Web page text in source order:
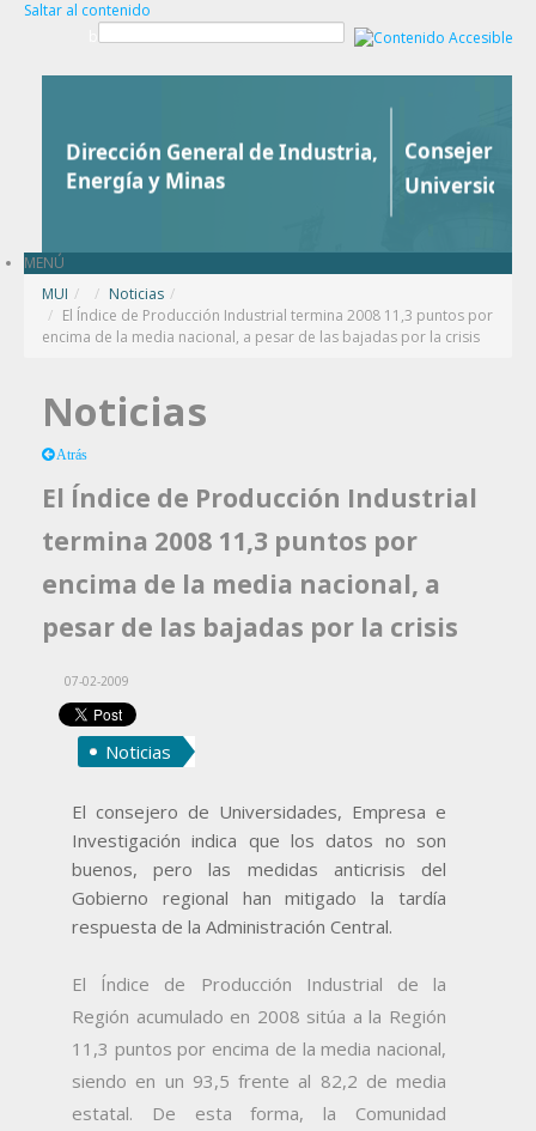
Saltar al contenido
MENÚ
MUI / Noticias /
El Índice de Producción Industrial termina 2008 11,3 puntos por
encima de la media nacional, a pesar de las bajadas por la crisis
Noticias
Atrás
El Índice de Producción Industrial
termina 2008 11,3 puntos por
encima de la media nacional, a
pesar de las bajadas por la crisis
07-02-2009
Noticias
El consejero de Universidades, Empresa e
Investigación indica que los datos no son
buenos, pero las medidas anticrisis del
Gobierno regional han mitigado la tardía
respuesta de la Administración Central.
El Índice de Producción Industrial de la
Región acumulado en 2008 sitúa a la Región
11,3 puntos por encima de la media nacional,
siendo en un 93,5 frente al 82,2 de media
estatal. De esta forma, la Comunidad